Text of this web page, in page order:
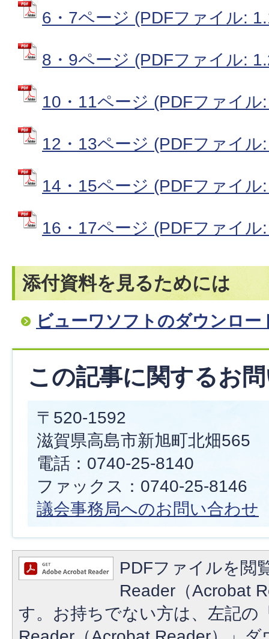
6・7ページ (PDFファイル:
8・9ページ (PDFファイル:
10・11ページ (PDFファイル
12・13ページ (PDFファイル
14・15ページ (PDFファイル
16・17ページ (PDFファイル
添付資料を見るためには
ビューワソフトのダウンロー
この記事に関するお
〒520-1592
滋賀県高島市新旭町北畑565
電話：0740-25-8140
ファックス：0740-25-8146
議会事務局へのお問い合わせ
PDFファイルを閲
Reader（Acrobat
す。お持ちでない方は、左記の